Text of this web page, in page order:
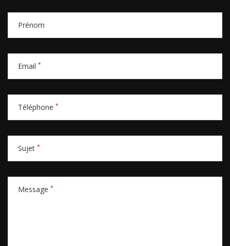
Prénom
Email *
Téléphone *
Sujet *
Message *